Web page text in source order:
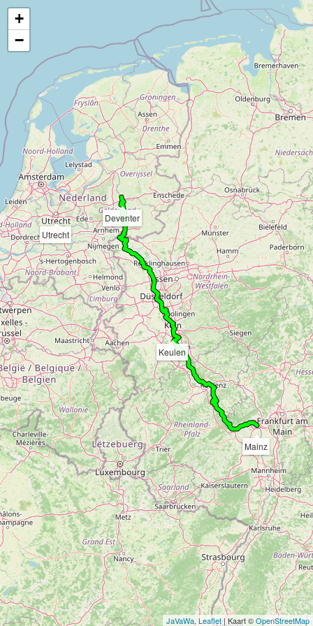
Deventer
Keulen
Mainz
Utrecht
+
−
JaVaWa, Leaflet| Kaart ©OpenStreetMap